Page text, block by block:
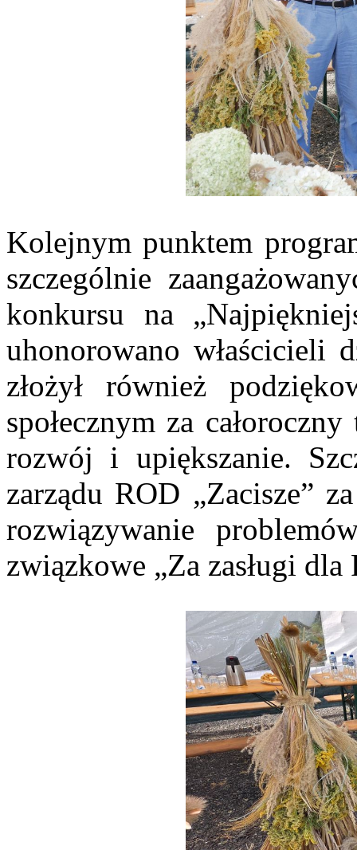
Kolejnym punktem
szczególnie
konkursu na
uhonorowano właścicieli
złożył również
społecznym za
rozwój i upiększanie.
zarządu ROD „Zacisze”
rozwiązywanie
związkowe „Za zasługi dla